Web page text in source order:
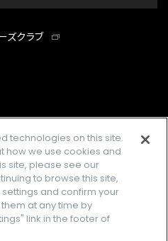
ズクラブ
facebookinstagramtwitter
ご利用規約
Cookies Settings
technologies on this site.
how we use cookies and
site, please see our
to browse this site,
and confirm your
at any time by
link in the footer of